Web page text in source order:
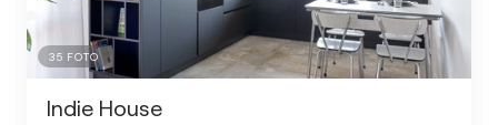
35 FOTO
Indie House